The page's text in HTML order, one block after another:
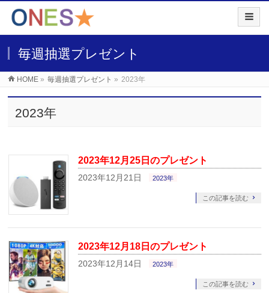
毎週抽選プレゼント
HOME » 毎週抽選プレゼント » 2023年
2023年
2023年12月25日のプレゼント
2023年12月21日 2023年
この記事を読む
2023年12月18日のプレゼント
2023年12月14日 2023年
この記事を読む